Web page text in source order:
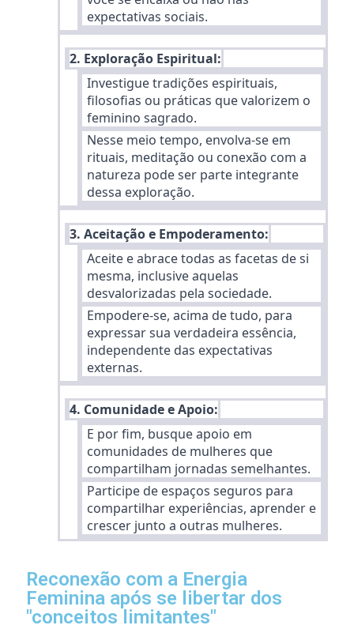
expectativas sociais.
2. Exploração Espiritual:
Investigue tradições espirituais,
filosofias ou práticas que valorizem o
feminino sagrado.
Nesse meio tempo, envolva-se em
rituais, meditação ou conexão com a
natureza pode ser parte integrante
dessa exploração.
3. Aceitação e Empoderamento:
Aceite e abrace todas as facetas de si
mesma, inclusive aquelas
desvalorizadas pela sociedade.
Empodere-se, acima de tudo, para
expressar sua verdadeira essência,
independente das expectativas
externas.
4. Comunidade e Apoio:
E por fim, busque apoio em
comunidades de mulheres que
compartilham jornadas semelhantes.
Participe de espaços seguros para
compartilhar experiências, aprender e
crescer junto a outras mulheres.
Reconexão com a Energia
Feminina após se libertar dos
"conceitos limitantes"